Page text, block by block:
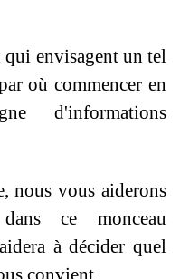
qui envisagent un tel
où commencer en
d'informations
nous vous aiderons
ce monceau
à décider quel
convient.